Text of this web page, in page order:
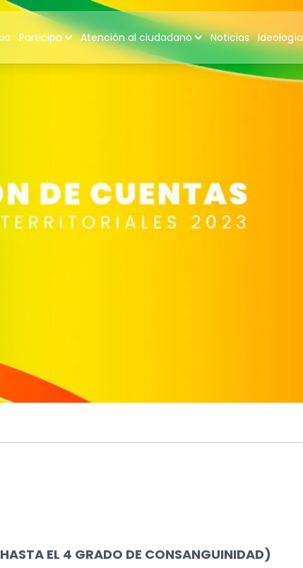
Participa Atención al ciudadano Noticias Ideología
EL 4 GRADO DE CONSANGUINIDAD)